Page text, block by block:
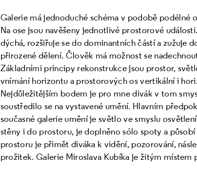
Galerie má jednoduché schéma v podobě podélné
Na ose jsou navěšeny jednotlivé prostorové
dýchá, rozšiřuje se do dominantních částí a zužuje
přirozené dělení. Člověk má možnost se
Základními principy rekonstrukce jsou prostor,
vnímání horizontu a prostorových os vertikální i
Nejdůležitějším bodem je pro mne divák v tom
soustředilo se na vystavené umění. Hlavním
současné galerie umění je světlo ve smyslu
stěny i do prostoru, je doplněno sólo spoty a
prostoru je přimět diváka k vidění, pozorování,
prožitek. Galerie Miroslava Kubíka je žitým místem